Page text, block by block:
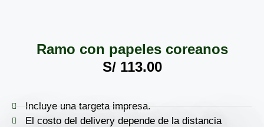
Ramo con papeles coreanos
S/113.00
Incluye una targeta impresa.
El costo del delivery depende de la distancia